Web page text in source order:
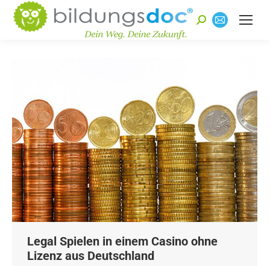
Suchen:
E-
einem
neuen
Fenster
geöffnet
Legal Spielen in einem Casino ohne
Lizenz aus Deutschland